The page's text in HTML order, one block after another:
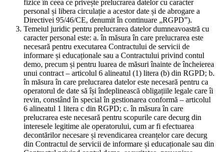
fizice în ceea ce privește prelucrarea datelor cu caracter
personal și libera circulație a acestor date și de abrogare a
Directivei 95/46/CE, denumit în continuare „RGPD”).
Temeiul juridic pentru prelucrarea datelor dumneavoastră cu
caracter personal este: a. în măsura în care prelucrarea este
necesară pentru executarea Contractului de servicii de
informare și educaționale sau a Contractului privind contul
demo, precum și pentru luarea de măsuri înainte de încheierea
unui contract – articolul 6 alineatul (1) litera (b) din RGPD; b.
în măsura în care prelucrarea datelor este necesară pentru ca
operatorul de date să își îndeplinească obligațiile legale care îi
revin, constând în special în gestionarea conformă – articolul
6 alineatul 1 litera c din RGPD; c. în măsura în care
prelucrarea este necesară pentru scopurile care decurg din
interesele legitime ale operatorului, cum ar fi efectuarea
decontărilor necesare și revendicarea creanțelor care decurg
din Contractul de servicii de informare și educaționale sau din